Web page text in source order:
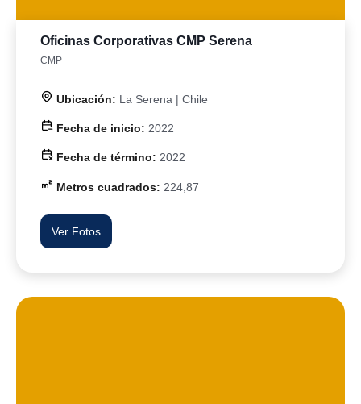
Oficinas Corporativas CMP Serena
CMP
Ubicación: La Serena | Chile
Fecha de inicio: 2022
Fecha de término: 2022
Metros cuadrados: 224,87
Ver Fotos